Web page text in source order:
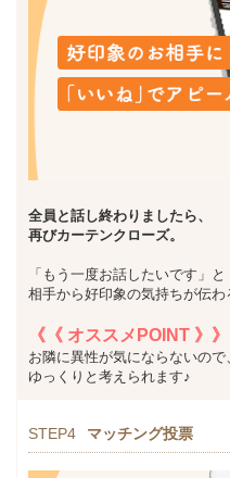
全員と話し終わりましたら、
再びカーテンクローズ。
「もう一度お話したいです」と
相手から好印象の気持ちが伝わ
《《 オススメPOINT 》》
お隣に異性が気にならないので
ゆっくりと考えられます♪
STEP4 マッチング投票